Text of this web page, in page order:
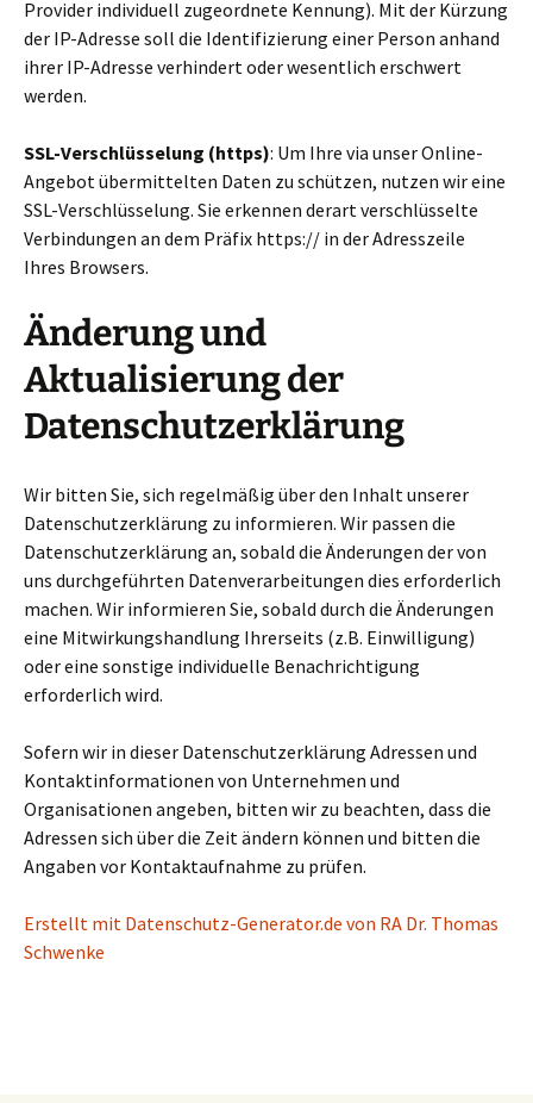
Provider individuell zugeordnete Kennung). Mit der Kürzung
der IP-Adresse soll die Identifizierung einer Person anhand
ihrer IP-Adresse verhindert oder wesentlich erschwert
werden.
SSL-Verschlüsselung (https): Um Ihre via unser Online-
Angebot übermittelten Daten zu schützen, nutzen wir eine
SSL-Verschlüsselung. Sie erkennen derart verschlüsselte
Verbindungen an dem Präfix https:// in der Adresszeile
Ihres Browsers.
Änderung und
Aktualisierung der
Datenschutzerklärung
Wir bitten Sie, sich regelmäßig über den Inhalt unserer
Datenschutzerklärung zu informieren. Wir passen die
Datenschutzerklärung an, sobald die Änderungen der von
uns durchgeführten Datenverarbeitungen dies erforderlich
machen. Wir informieren Sie, sobald durch die Änderungen
eine Mitwirkungshandlung Ihrerseits (z.B. Einwilligung)
oder eine sonstige individuelle Benachrichtigung
erforderlich wird.
Sofern wir in dieser Datenschutzerklärung Adressen und
Kontaktinformationen von Unternehmen und
Organisationen angeben, bitten wir zu beachten, dass die
Adressen sich über die Zeit ändern können und bitten die
Angaben vor Kontaktaufnahme zu prüfen.
Erstellt mit Datenschutz-Generator.de von RA Dr. Thomas
Schwenke